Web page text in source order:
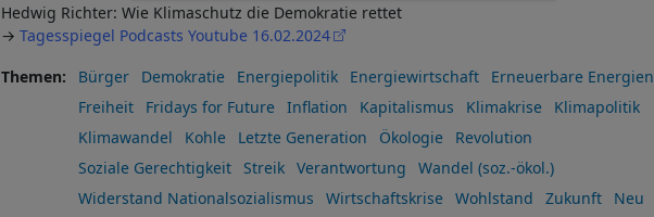
Hedwig Richter: Wie Klimaschutz die Demokratie rettet
→ Tagesspiegel Podcasts Youtube 16.02.2024
Themen Bürger Demokratie Energiepolitik Energiewirtschaft
Erneuerbare Energien
Freiheit
Fridays for Future Inflation Kapitalismus Klimakrise
Klimapolitik
Klimawandel
Kohle Letzte Generation Ökologie
Revolution
Soziale Gerechtigkeit
Streik Verantwortung
Wandel (soz.-ökol.)
Widerstand Nationalsozialismus
Wirtschaftskrise Wohlstand Zukunft
Neu